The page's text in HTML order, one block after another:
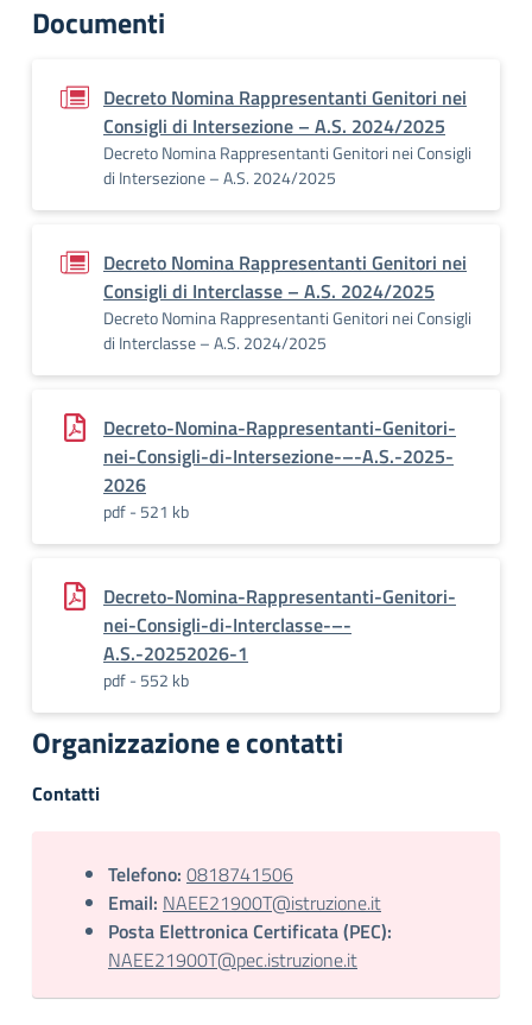
Documenti
Decreto Nomina Rappresentanti Genitori nei
Consigli di Intersezione – A.S. 2024/2025
Decreto Nomina Rappresentanti Genitori nei Consigli
di Intersezione – A.S. 2024/2025
Decreto Nomina Rappresentanti Genitori nei
Consigli di Interclasse – A.S. 2024/2025
Decreto Nomina Rappresentanti Genitori nei Consigli
di Interclasse – A.S. 2024/2025
Decreto-Nomina-Rappresentanti-Genitori-
nei-Consigli-di-Intersezione-–-A.S.-2025-
2026
pdf - 521 kb
Decreto-Nomina-Rappresentanti-Genitori-
nei-Consigli-di-Interclasse-–-
A.S.-20252026-1
pdf - 552 kb
Organizzazione e contatti
Contatti
Telefono: 0818741506
Email: NAEE21900T@istruzione.it
Posta Elettronica Certificata (PEC):
NAEE21900T@pec.istruzione.it